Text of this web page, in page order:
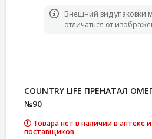
Bнешний вид упаковки
отличаться от
COUNTRY LIFE ПРЕНАТАЛ
№90
Товара нет в наличии в аптеке
поставщиков